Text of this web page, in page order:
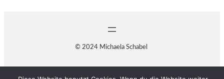
© 2024 Michaela Schabel